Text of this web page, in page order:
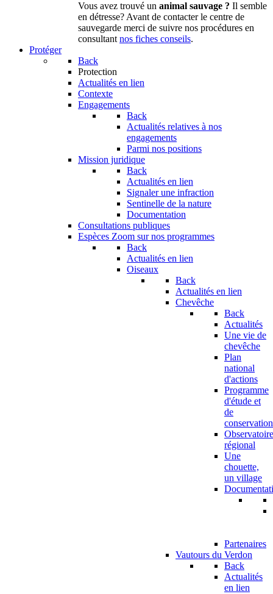
Vous avez trouvé un animal sauvage ? Il semble
en détresse? Avant de contacter le centre de
sauvegarde merci de suivre nos procédures en
consultantnos fiches conseils.
Protéger
Back
Protection
Actualités en lien
Contexte
Engagements
Back
Actualités relatives à nos
engagements
Parmi nos positions
Mission juridique
Back
Actualités en lien
Signaler une infraction
Sentinelle de la nature
Documentation
Consultations publiques
Espèces Zoom sur nos programmes
Back
Actualités en lien
Oiseaux
Back
Actualités en lien
Chevêche
Back
Actualités
Une vie de
chevêche
Plan
national
d'actions
Programme
d'étude et
de
conservation
Observatoire
régional
Une
chouette,
un village
Partenaires
Vautours du Verdon
Back
Actualités
en lien